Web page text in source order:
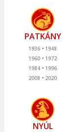
PATKÁNY
1936
1948
1960
1972
1984
1996
2008
2020
NYÚL